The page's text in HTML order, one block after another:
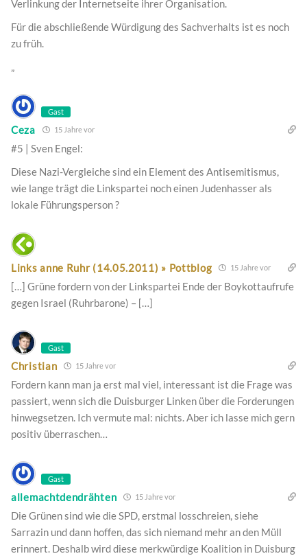
Verlinkung der Internetseite ihrer Organisation.
Für die abschließende Würdigung des Sachverhalts ist es noch
zu früh.
„
Gast
Ceza 15 Jahre vor
#5 | Sven Engel:
Diese Nazi-Vergleiche sind ein Element des Antisemitismus,
wie lange trägt die Linkspartei noch einen Judenhasser als
lokale Führungsperson ?
Links anne Ruhr (14.05.2011) » Pottblog 15 Jahre vor
[…] Grüne fordern von der Linkspartei Ende der Boykottaufrufe
gegen Israel (Ruhrbarone) – […]
Gast
Christian 15 Jahre vor
Fordern kann man ja erst mal viel, interessant ist die Frage was
passiert, wenn sich die Duisburger Linken über die Forderungen
hinwegsetzen. Ich vermute mal: nichts. Aber ich lasse mich gern
positiv überraschen…
Gast
allemachtdendrähten 15 Jahre vor
Die Grünen sind wie die SPD, erstmal losschreien, siehe
Sarrazin und dann hoffen, das sich niemand mehr an den Müll
erinnert. Deshalb wird diese merkwürdige Koalition in Duisburg